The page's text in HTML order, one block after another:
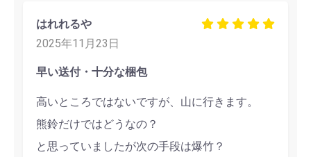
はれれるや
2025年11月23日
早い送付・十分な梱包
高いところではないですが、山に行きます。
熊鈴だけではどうなの？
と思っていましたが次の手段は爆竹？